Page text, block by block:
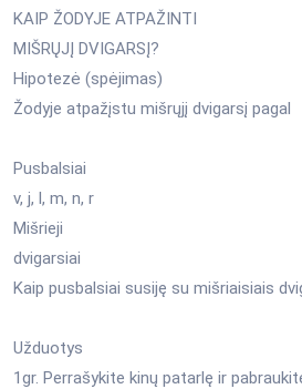
KAIP ŽODYJE ATPAŽINTI
MIŠRŲJĮ DVIGARSĮ?
Hipotezė (spėjimas)
Žodyje atpažįstu mišrųjį dvigarsį pagal
Pusbalsiai
v, j, l, m, n, r
Mišrieji
dvigarsiai
Kaip pusbalsiai susiję su mišriaisiais
Užduotys
1gr. Perrašykite kinų patarlę ir